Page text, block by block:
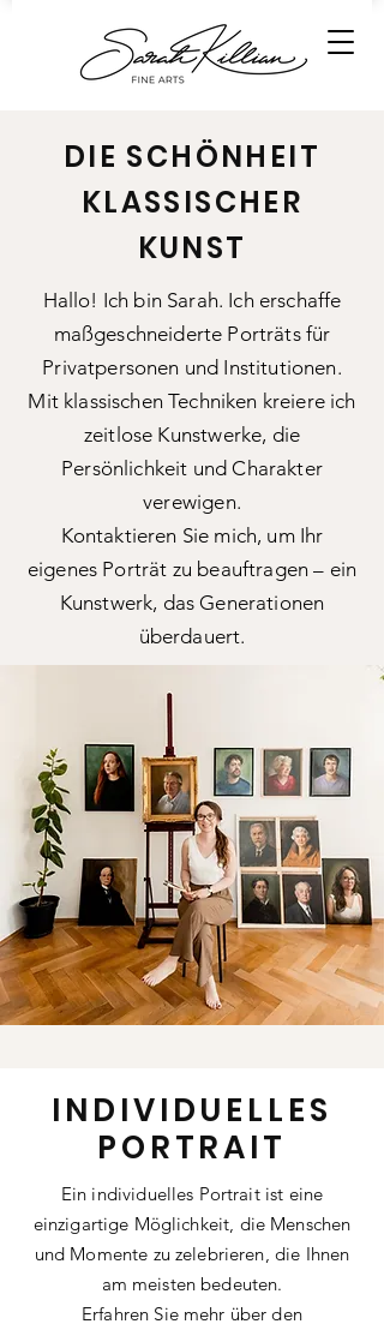
DIE SCHÖNHEIT
KLASSISCHER
KUNST
Hallo! Ich bin Sarah. Ich erschaffe
maßgeschneiderte Porträts für
Privatpersonen und Institutionen.
Mit klassischen Techniken kreiere ich
zeitlose Kunstwerke, die
Persönlichkeit und Charakter
verewigen.​
Kontaktieren Sie mich, um Ihr
eigenes Porträt zu beauftragen – ein
Kunstwerk, das Generationen
überdauert.
INDIVIDUELLES
PORTRAIT
Ein individuelles Portrait ist eine
einzigartige Möglichkeit, die Menschen
und Momente zu zelebrieren, die Ihnen
am meisten bedeuten.
Erfahren Sie mehr über den